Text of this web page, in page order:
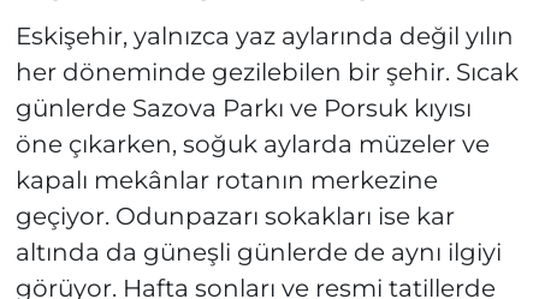
Eskişehir, yalnızca yaz aylarında değil yılın
her döneminde gezilebilen bir şehir. Sıcak
günlerde Sazova Parkı ve Porsuk kıyısı
öne çıkarken, soğuk aylarda müzeler ve
kapalı mekânlar rotanın merkezine
geçiyor. Odunpazarı sokakları ise kar
altında da güneşli günlerde de aynı ilgiyi
görüyor. Hafta sonları ve resmi tatillerde